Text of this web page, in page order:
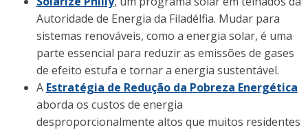
Autoridade de Energia da Filadélfia. Mudar para
sistemas renováveis, como a energia solar, é uma
parte essencial para reduzir as emissões de gases
de efeito estufa e tornar a energia sustentável.
A Estratégia de Redução da Pobreza Energética
aborda os custos de energia
desproporcionalmente altos que muitos residentes